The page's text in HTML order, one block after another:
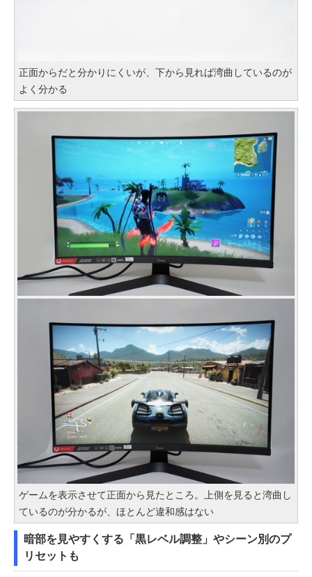
正面からだと分かりにくいが、下から見れば湾曲しているのが
よく分かる
ゲームを表示させて正面から見たところ。上側を見ると湾曲し
ているのが分かるが、ほとんど違和感はない
暗部を見やすくする「黒レベル調整」やシーン別のプ
リセットも